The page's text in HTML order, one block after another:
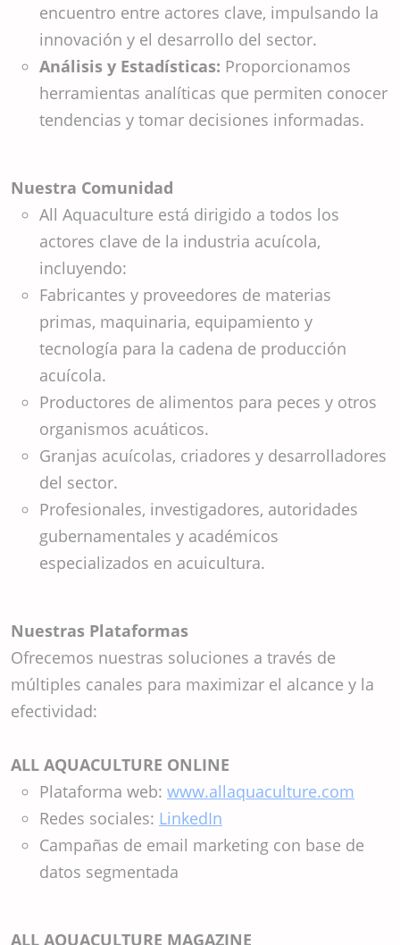
encuentro entre actores clave, impulsando la
innovación y el desarrollo del sector.
Análisis y Estadísticas: Proporcionamos
herramientas analíticas que permiten conocer
tendencias y tomar decisiones informadas.
Nuestra Comunidad
All Aquaculture está dirigido a todos los
actores clave de la industria acuícola,
incluyendo:
Fabricantes y proveedores de materias
primas, maquinaria, equipamiento y
tecnología para la cadena de producción
acuícola.
Productores de alimentos para peces y otros
organismos acuáticos.
Granjas acuícolas, criadores y desarrolladores
del sector.
Profesionales, investigadores, autoridades
gubernamentales y académicos
especializados en acuicultura.
Nuestras Plataformas
Ofrecemos nuestras soluciones a través de
múltiples canales para maximizar el alcance y la
efectividad:
ALL AQUACULTURE ONLINE
Plataforma web: www.allaquaculture.com
Redes sociales: LinkedIn
Campañas de email marketing con base de
datos segmentada
ALL AQUACULTURE MAGAZINE